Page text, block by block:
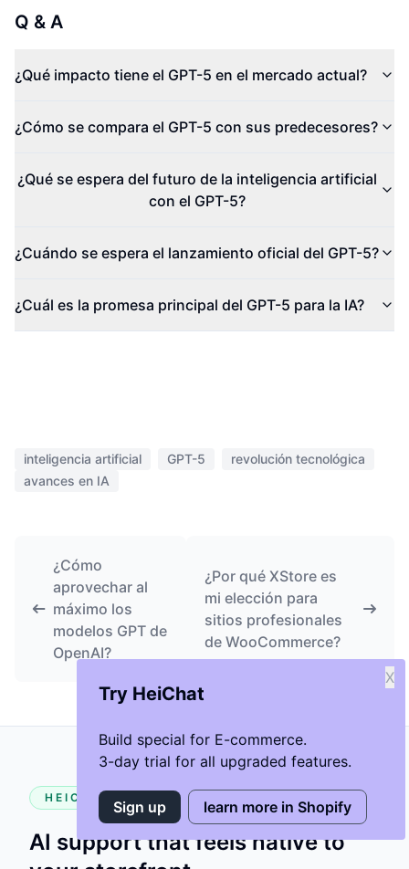
Q & A
¿Qué impacto tiene el GPT-5 en el mercado actual?
¿Cómo se compara el GPT-5 con sus predecesores?
¿Qué se espera del futuro de la inteligencia artificial
con el GPT-5?
¿Cuándo se espera el lanzamiento oficial del GPT-5?
¿Cuál es la promesa principal del GPT-5 para la IA?
Try HeiChat
Build special for E-commerce.
3-day trial for all upgraded features.
X
Sign up learn more in Shopify
inteligencia artificial GPT-5
revolución tecnológica
avances en IA
¿Cómo
aprovechar al
máximo los
modelos GPT de
OpenAI?
¿Por qué XStore es
mi elección para
sitios profesionales
de WooCommerce?
HEICHAT
AI support that feels native to